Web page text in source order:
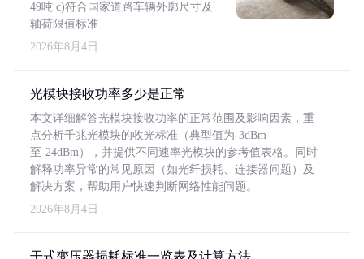
49吨 c)符合国家道路车辆外廓尺寸及
轴荷限值标准
2026年8月4日
光模块接收功率多少是正常
本文详细解答光模块接收功率的正常范围及影响因素，重
点分析千兆光模块的收光标准（典型值为-3dBm
至-24dBm），并提供不同速率光模块的参考值表格。同时
解释功率异常的常见原因（如光纤损耗、连接器问题）及
解决方案，帮助用户快速判断网络性能问题。
2026年8月4日
干式变压器损耗标准一览表及计算方法